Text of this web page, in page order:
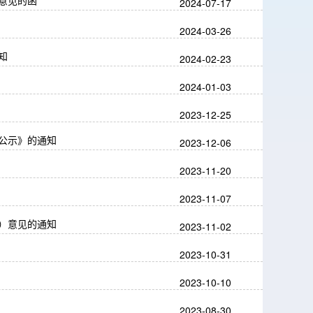
2024-07-17
2024-03-26
2024-02-23
2024-01-03
2023-12-25
示》的通知
2023-12-06
2023-11-20
2023-11-07
意见的通知
2023-11-02
2023-10-31
2023-10-10
2023-08-30